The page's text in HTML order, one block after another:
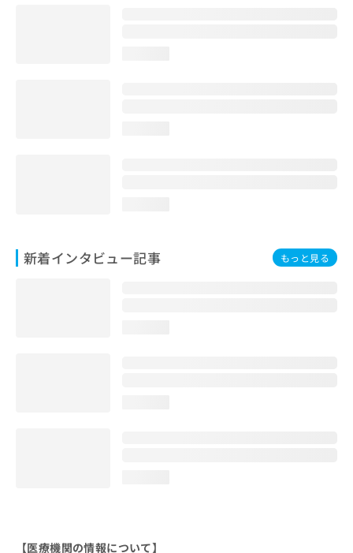
新着インタビュー記事 もっと見る
【医療機関の情報について】